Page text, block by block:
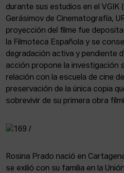
ACTUALIDAD
Intranet
EUS ESP
durante sus estudios en el VGIK
Gerásimov de Cinematografía,
proyección del filme fue
la Filmoteca Española y se
degradación activa y pendiente
acción propone la investigación
relación con la escuela de cine
preservación de la única copia
sobrevivir de su primera obra
Rosina Prado nació en
se exilió con su familia en la